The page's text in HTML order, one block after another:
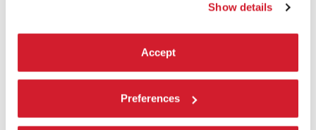
Show details
Accept
Preferences
Debutta in prima europea alla Biennale Danza
South: Dances for Manuel, della compagnia afro-colombiana